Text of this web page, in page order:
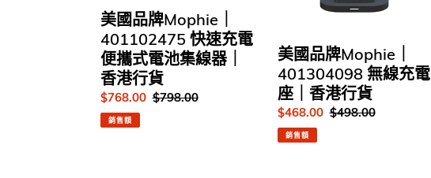
快
速
充
電
便
攜
式
電
美國品牌Mophie｜
401102475 快速充電
便攜式電池集線器｜
香港行貨
售
價
$768.00 定
$798.00
銷售額
充
電
座
｜
香
港
行
美國品牌Mophie｜
401304098 無線充電
座｜香港行貨
售
價
$468.00 定
$498.00
銷售額